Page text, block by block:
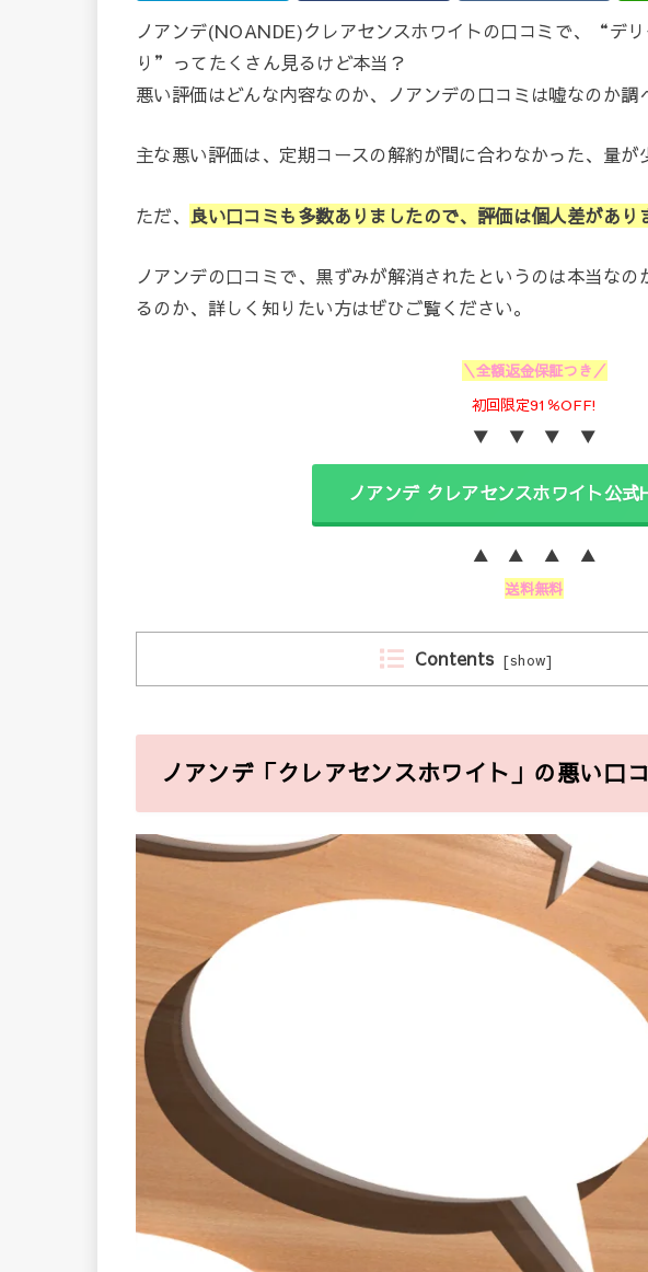
ノアンデ(NOANDE)クレアセンスホワイトの口コミで、“デ
り”ってたくさん見るけど本当？
悪い評価はどんな内容なのか、ノアンデの口コミは嘘なのか調
主な悪い評価は、定期コースの解約が間に合わなかった、量が
ただ、 良い口コミも多数ありましたので、評価は個人差があり
ノアンデの口コミで、黒ずみが解消されたというのは本当な
るのか、詳しく知りたい方はぜひご覧ください。
＼全額返金保証つき／
初回限定91％OFF!
▼ ▼ ▼ ▼
ノアンデ クレアセンスホワイト公
▲ ▲ ▲ ▲
送料無料
Contents [show]
ノアンデ「クレアセンスホワイト」の悪い口